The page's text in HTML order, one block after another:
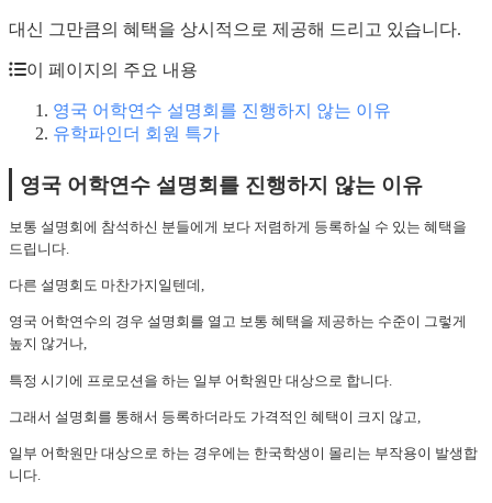
대신 그만큼의 혜택을 상시적으로 제공해 드리고 있습니다.
이 페이지의 주요 내용
영국 어학연수 설명회를 진행하지 않는 이유
유학파인더 회원 특가
영국 어학연수 설명회를 진행하지 않는 이유
보통 설명회에 참석하신 분들에게 보다 저렴하게 등록하실 수 있는 혜택을
드립니다.
다른 설명회도 마찬가지일텐데,
영국 어학연수의 경우 설명회를 열고 보통 혜택을 제공하는 수준이 그렇게
높지 않거나,
특정 시기에 프로모션을 하는 일부 어학원만 대상으로 합니다.
그래서 설명회를 통해서 등록하더라도 가격적인 혜택이 크지 않고,
일부 어학원만 대상으로 하는 경우에는 한국학생이 몰리는 부작용이 발생합
니다.